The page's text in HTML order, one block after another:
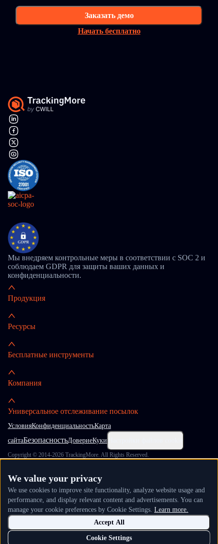
Заказать демо
Начать бесплатно
Мы внедряем контрольные меры в соответствии с SOC 2 и
соблюдаем GDPR для защиты ваших данных и
конфиденциальности.
Продукция
Ресурсы
Бесплатные инструменты
Компания
Универсальное отслеживание посылок
УсловияКонфиденциальностьКарта
сайтаБезопасностьДовериеКуки
Copyright © 2014-2026 TrackingMore. All Rights Reserved.
We value your privacy
We use cookies to improve site functionality, analyze website usage and
performance, and display relevant content and advertisements. You can
manage your cookie preferences by Cookie Settings. Learn more.
Cookie Settings
Accept All